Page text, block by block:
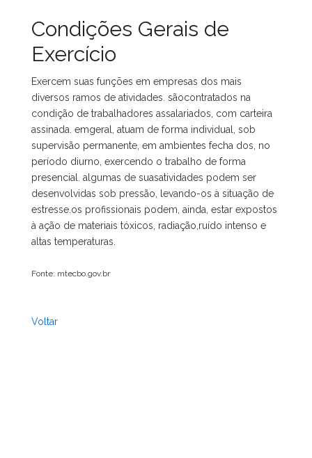
Condições Gerais de
Exercício
Exercem suas funções em empresas dos mais
diversos ramos de atividades. sãocontratados na
condição de trabalhadores assalariados, com carteira
assinada. emgeral, atuam de forma individual, sob
supervisão permanente, em ambientes fecha dos, no
período diurno, exercendo o trabalho de forma
presencial. algumas de suasatividades podem ser
desenvolvidas sob pressão, levando-os à situação de
estresse.os profissionais podem, ainda, estar expostos
à ação de materiais tóxicos, radiação,ruído intenso e
altas temperaturas.
Fonte: mtecbo.gov.br
Voltar